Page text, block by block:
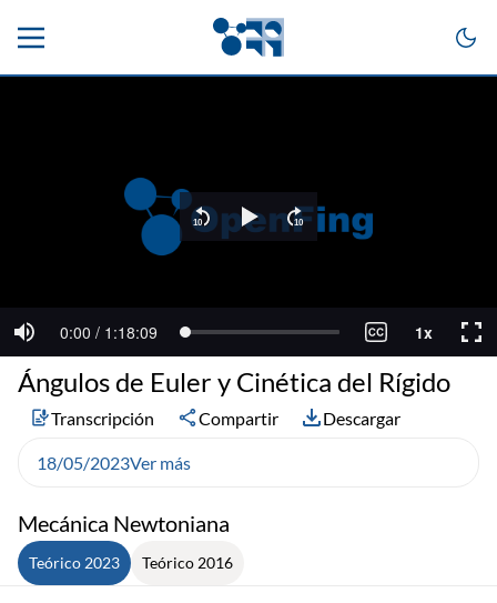
Mecánica Newtoniana
Teórico 2023 Teórico 2016
Ángulos de Euler y Cinética del Rígido
Transcripción Compartir Descargar
18/05/2023Ver más